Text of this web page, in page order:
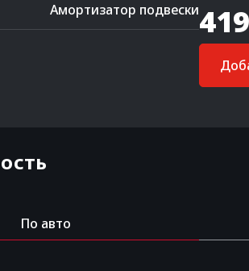
Амортизатор подвески
По авто